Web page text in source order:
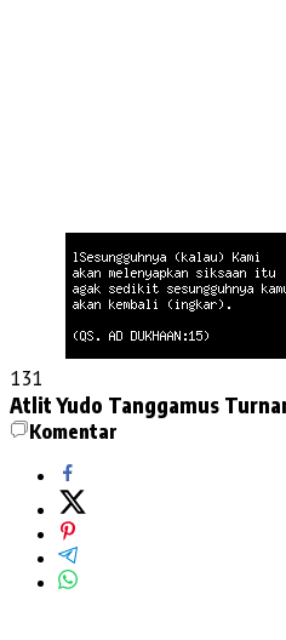
131
Atlit Yudo Tanggamus
Komentar